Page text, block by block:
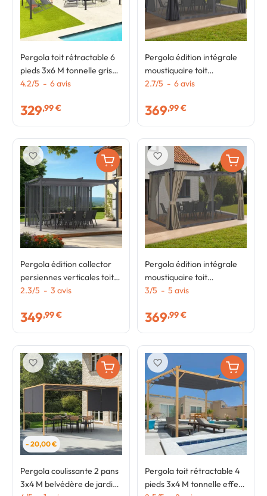
Pergola toit rétractable 6
pieds 3x6 M tonnelle gris
anthracite
4.2/5 - 6avis
329,99 €
Pergola édition intégrale
moustiquaire toit
rétractable 3x4M et 4
2.7/5 - 6avis
369,99 €
Pergola édition collector
persiennes verticales toit
rétractable 3x4 M 4 pans
2.3/5 - 3 avis
349,99 €
favorite_border
Pergola édition intégrale
moustiquaire toit
rétractable 3x4 M et 4
3/5 - 5 avis
369,99 €
favorite_border
- 20,00 €
Pergola coulissante 2 pans
3x4 M belvédère de jardin
favorite_border
Pergola toit rétractable 4
pieds 3x4 M tonnelle effet
favorite_border